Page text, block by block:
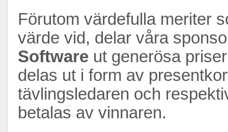
Förutom värdefulla meriter
värde vid, delar våra
Software ut generösa
delas ut i form av
tävlingsledaren och
betalas av vinnaren.